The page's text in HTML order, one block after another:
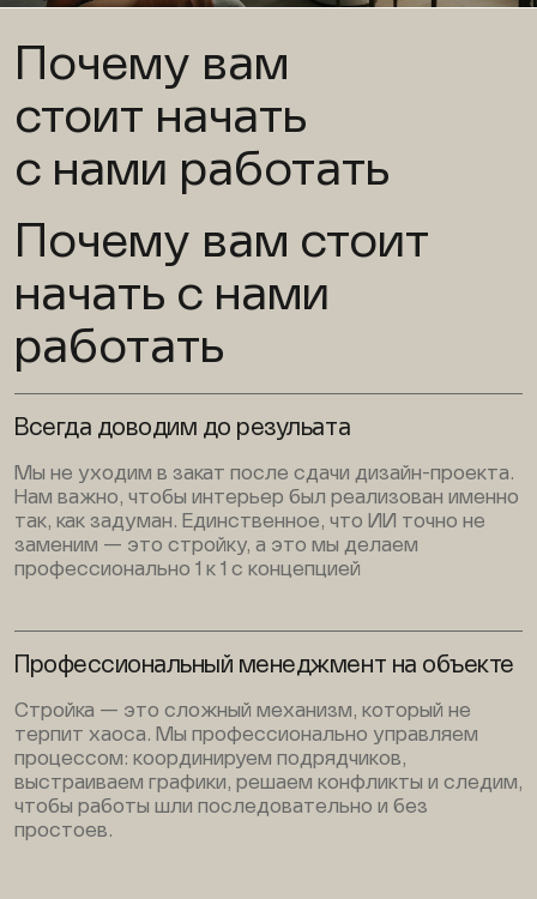
Почему вам
стоит начать
с нами работать
Почему вам стоит
начать с нами
работать
Всегда доводим до резульата
Мы не уходим в закат после сдачи дизайн-проекта.
Нам важно, чтобы интерьер был реализован именно
так, как задуман. Единственное, что ИИ точно не
заменим — это стройку, а это мы делаем
профессионально 1 к 1 с концепцией
Профессиональный менеджмент на объекте
Стройка — это сложный механизм, который не
терпит хаоса. Мы профессионально управляем
процессом: координируем подрядчиков,
выстраиваем графики, решаем конфликты и следим,
чтобы работы шли последовательно и без
простоев.